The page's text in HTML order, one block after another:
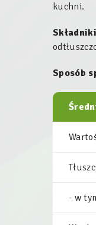
kuchni.
Sposób
- w